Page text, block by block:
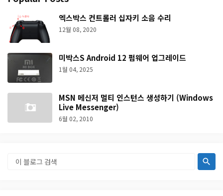
엑스박스 컨트롤러 십자키 소음 수리
12월 08, 2020
미박스S Android 12 펌웨어 업그레이드
1월 04, 2025
MSN 메신저 멀티 인스턴스 생성하기 (Windows
Live Messenger)
6월 02, 2010